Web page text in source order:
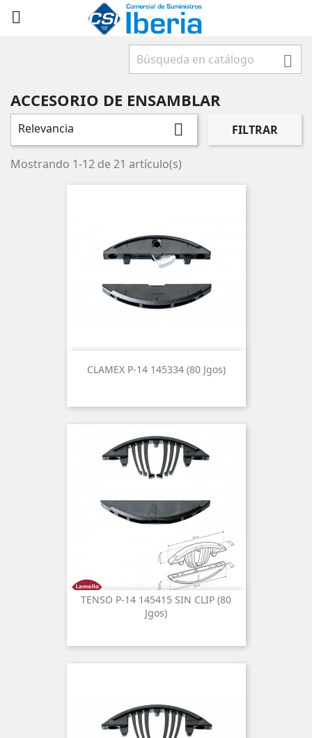


ACCESORIO DE ENSAMBLAR
Relevancia  FILTRAR
Mostrando 1-12 de 21 artículo(s)
CLAMEX P-14 145334 (80 Jgos)
TENSO P-14 145415 SIN CLIP (80
Jgos)